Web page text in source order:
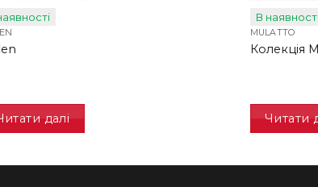
далі
В
MULATTO
Колекція
Читати